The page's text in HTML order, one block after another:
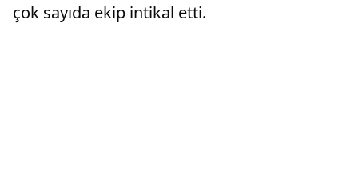
çok sayıda ekip intikal etti.